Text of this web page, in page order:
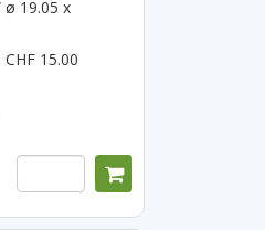
ø 19.05 x
CHF 15.00